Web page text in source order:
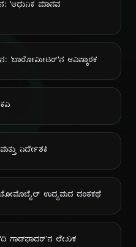
'ಆಧುನಿಕ ಮಾನವ
'ಬಾರೋಮೀಟರ್'ನ ಆವಿಷ್ಕಾರಕ
ನಿರ್ದೇಶಕಿ
ಉದ್ಯಮದ ದಂತಕಥೆ
ಗಾಡ್‌ಫಾದರ್'ನ ಲೇಖಕ